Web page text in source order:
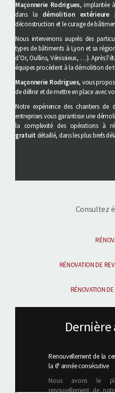
Maçonnerie Rodrigues, implantée à
dans la démolition extérieure
déconstruction et le curage de
Nous intervenons auprès des
types de bâtiments à Lyon et sa
d’Or, Oullins, Vénissieux, …). Après
équipes procèdent à la démolition
Maçonnerie Rodrigues, vous
de définir et de mettre en place avec
Notre expérience des chantiers
entreprises vous garantisse une
la complexité des opérations à
gratuit détaillé, dans les plus brefs
Consultez
RÉNOVATION DE
RÉNOVATION
Renouvellement de la
la 6ᵉ année consécutive
Nous avons le
renouvellement de